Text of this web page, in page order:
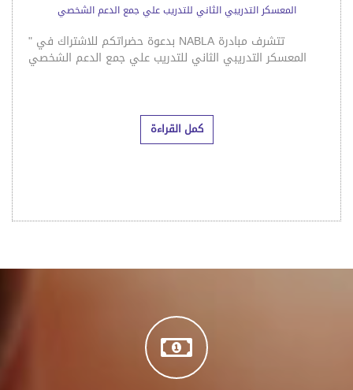
كمل القراءة
أعطي بسخاء
المانحون الدوليون